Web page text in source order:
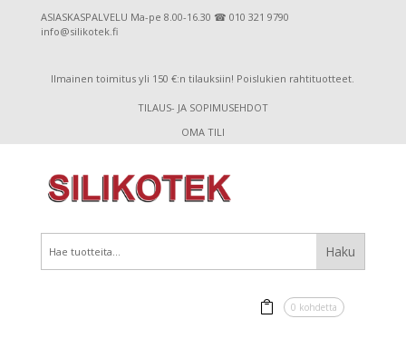
ASIASKASPALVELU Ma-pe 8.00-16.30 ☎ 010 321 9790
info@silikotek.fi
Ilmainen toimitus yli 150 €:n tilauksiin! Poislukien rahtituotteet.
TILAUS- JA SOPIMUSEHDOT
OMA TILI
0 kohdetta